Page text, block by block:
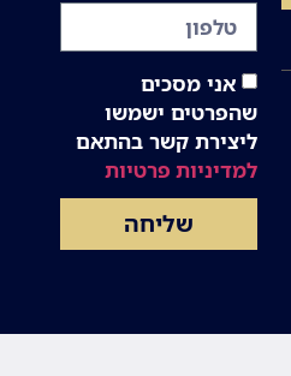
אני מסכים
שהפרטים ישמשו
ליצירת קשר בהתאם
למדיניות פרטיות
שליחה